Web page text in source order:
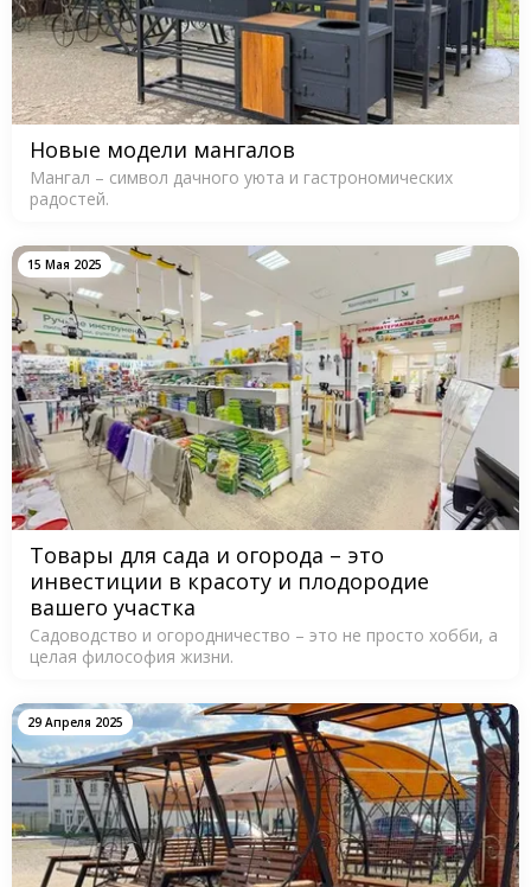
Новые модели мангалов
Мангал – символ дачного уюта и гастрономических
радостей.
15 Мая 2025
Товары для сада и огорода – это
инвестиции в красоту и плодородие
вашего участка
Садоводство и огородничество – это не просто хобби, а
целая философия жизни.
29 Апреля 2025